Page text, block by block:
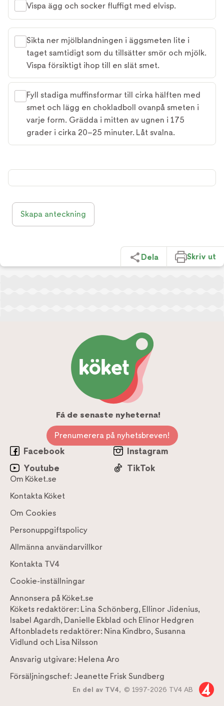
Vispa ägg och socker fluffigt med elvisp.
Sikta ner mjölblandningen i äggsmeten lite i
taget samtidigt som du tillsätter smör och mjölk.
Vispa försiktigt ihop till en slät smet.
Fyll stadiga muffinsformar till cirka hälften med
smet och lägg en chokladboll ovanpå smeten i
varje form. Grädda i mitten av ugnen i 175
grader i cirka 20–25 minuter. Låt svalna.
Skapa anteckning
Dela Skriv ut
Få de senaste nyheterna!
Prenumerera på nyhetsbreven!
Facebook
Instagram
Youtube
TikTok
Om Köket.se
Kontakta Köket
Om Cookies
Personuppgiftspolicy
Allmänna användarvillkor
Kontakta TV4
Cookie-inställningar
Annonsera på Köket.se
Kökets redaktörer: Lina Schönberg, Ellinor Jidenius,
Isabel Agardh, Danielle Ekblad och Elinor Hedgren
Aftonbladets redaktörer: Nina Kindbro, Susanna
Vidlund och Lisa Nilsson
Ansvarig utgivare: Helena Aro
Försäljningschef: Jeanette Frisk Sundberg
En del av TV4, © 1997-2026 TV4 AB